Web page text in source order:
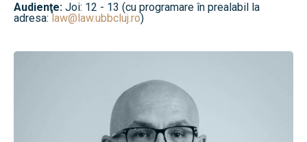
Audienţe: Joi: 12 - 13 (cu programare în prealabil la
adresa:law@law.ubbcluj.ro)